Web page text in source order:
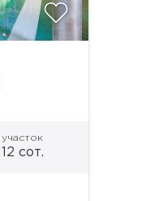
участок
12 сот.